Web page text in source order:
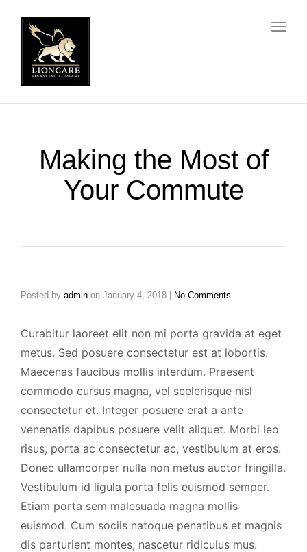
Making the Most of
Your Commute
Posted by admin on January 4, 2018 No Comments
Curabitur laoreet elit non mi porta gravida at eget
metus. Sed posuere consectetur est at lobortis.
Maecenas faucibus mollis interdum. Praesent
commodo cursus magna, vel scelerisque nisl
consectetur et. Integer posuere erat a ante
venenatis dapibus posuere velit aliquet. Morbi leo
risus, porta ac consectetur ac, vestibulum at eros.
Donec ullamcorper nulla non metus auctor fringilla.
Vestibulum id ligula porta felis euismod semper.
Etiam porta sem malesuada magna mollis
euismod. Cum sociis natoque penatibus et magnis
dis parturient montes, nascetur ridiculus mus.